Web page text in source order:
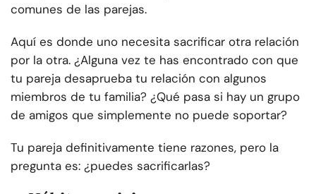
comunes de las parejas.
Aquí es donde uno necesita sacrificar otra relación
por la otra. ¿Alguna vez te has encontrado con que
tu pareja desaprueba tu relación con algunos
miembros de tu familia? ¿Qué pasa si hay un grupo
de amigos que simplemente no puede soportar?
Tu pareja definitivamente tiene razones, pero la
pregunta es: ¿puedes sacrificarlas?